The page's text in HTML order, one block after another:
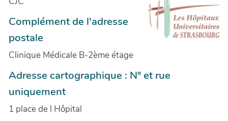
Complément de l'adresse
postale
Clinique Médicale B-2ème étage
Adresse cartographique : N° et rue
uniquement
1 place de l Hôpital